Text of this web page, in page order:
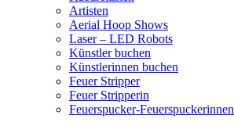
Artisten
Aerial Hoop Shows
Laser – LED Robots
Künstler buchen
Künstlerinnen buchen
Feuer Stripper
Feuer Stripperin
Feuerspucker-Feuerspuckerinnen